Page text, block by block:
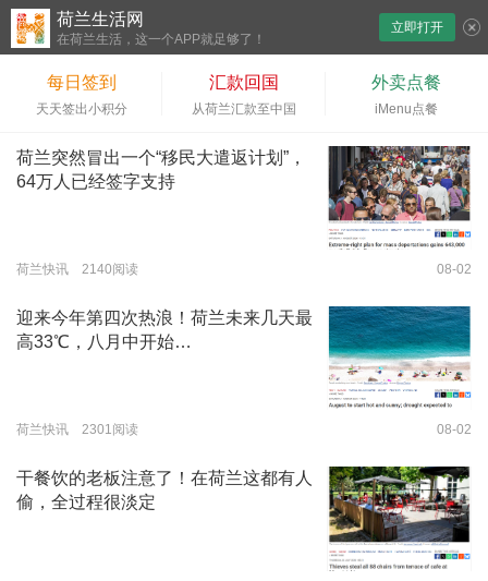
荷兰生活网
在荷兰生活，这一个APP就足够了！
立即打开
每日签到
天天签出小积分
汇款回国
从荷兰汇款至中国
外卖点餐
iMenu点餐
荷兰突然冒出一个“移民大遣返计划”，
64万人已经签字支持
荷兰快讯 2140阅读 08-02
迎来今年第四次热浪！荷兰未来几天最
高33℃，八月中开始…
荷兰快讯 2301阅读 08-02
干餐饮的老板注意了！在荷兰这都有人
偷，全过程很淡定